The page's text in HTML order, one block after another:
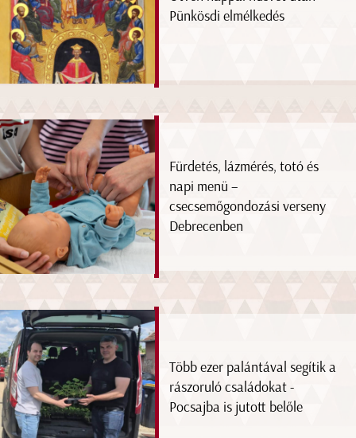
Pünkösdi elmélkedés
Fürdetés, lázmérés, totó és
napi menü –
csecsemőgondozási verseny
Debrecenben
Több ezer palántával segítik a
rászoruló családokat -
Pocsajba is jutott belőle